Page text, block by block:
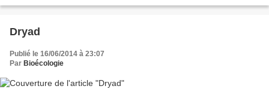
Dryad
Publié le 16/06/2014 à 23:07
Par Bioécologie